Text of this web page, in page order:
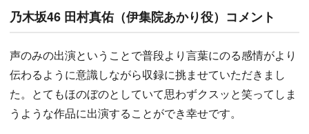
乃木坂46 田村真佑（伊集院あかり役）コメント
声のみの出演ということで普段より言葉にのる感情がより
伝わるように意識しながら収録に挑ませていただきまし
た。とてもほのぼのとしていて思わずクスッと笑ってしま
うような作品に出演することができ幸せです。